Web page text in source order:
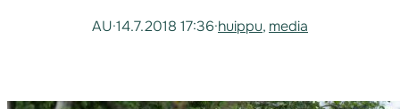
AU·14.7.2018 17:36·huippu, media